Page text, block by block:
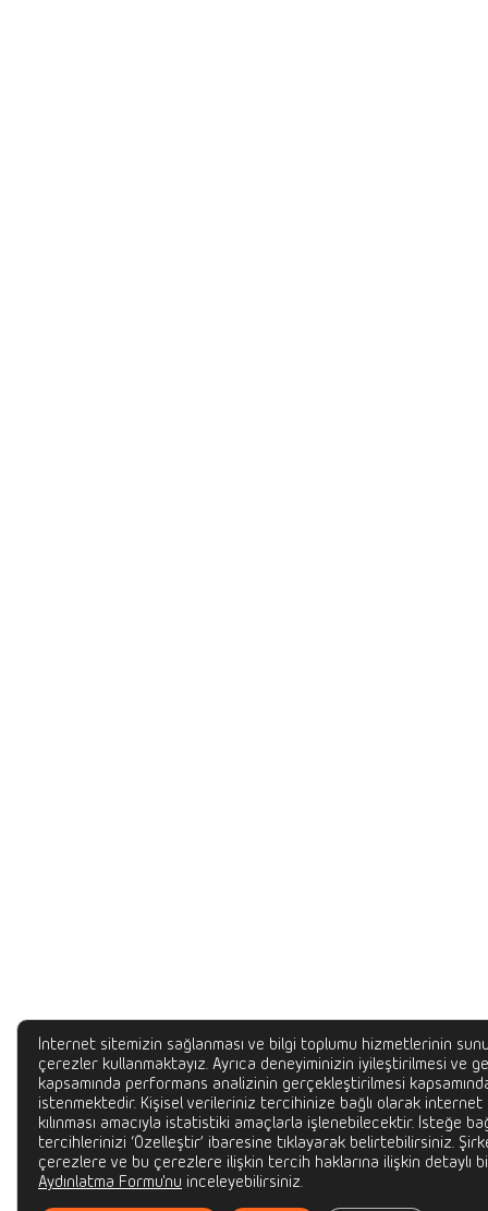
İnternet sitemizin sağlanması ve bilgi toplumu hizmetlerinin
çerezler kullanmaktayız. Ayrıca deneyiminizin iyileştirilmesi ve
kapsamında performans analizinin gerçekleştirilmesi
istenmektedir. Kişisel verileriniz tercihinize bağlı olarak internet
kılınması amacıyla istatistiki amaçlarla işlenebilecektir. İsteğe
tercihlerinizi ‘Özelleştir’ ibaresine tıklayarak belirtebilirsiniz.
çerezlere ve bu çerezlere ilişkin tercih haklarına ilişkin detaylı
Aydınlatma Formu'nu inceleyebilirsiniz.